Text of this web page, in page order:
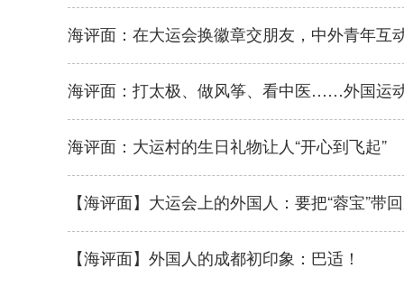
海评面：在大运会换徽章交朋友，中外青年互
海评面：打太极、做风筝、看中医……外国运
海评面：大运村的生日礼物让人“开心到飞起”
【海评面】大运会上的外国人：要把“蓉宝”带
【海评面】外国人的成都初印象：巴适！